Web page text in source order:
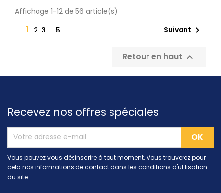
Affichage 1-12 de 56 article(s)
1 2 3 … 5 Suivant 
Retour en haut 
Recevez nos offres spéciales
Vous pouvez vous désinscrire à tout moment. Vous trouverez pour
cela nos informations de contact dans les conditions d'utilisation
du site.